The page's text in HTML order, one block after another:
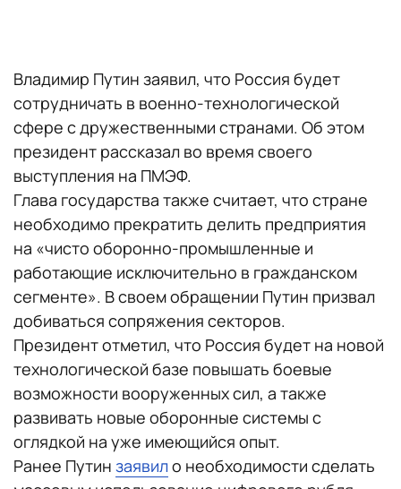
Владимир Путин заявил, что Россия будет
сотрудничать в военно-технологической
сфере с дружественными странами. Об этом
президент рассказал во время своего
выступления на ПМЭФ.
Глава государства также считает, что стране
необходимо прекратить делить предприятия
на «чисто оборонно-промышленные и
работающие исключительно в гражданском
сегменте». В своем обращении Путин призвал
добиваться сопряжения секторов.
Президент отметил, что Россия будет на новой
технологической базе повышать боевые
возможности вооруженных сил, а также
развивать новые оборонные системы с
оглядкой на уже имеющийся опыт.
Ранее Путин заявило необходимости сделать